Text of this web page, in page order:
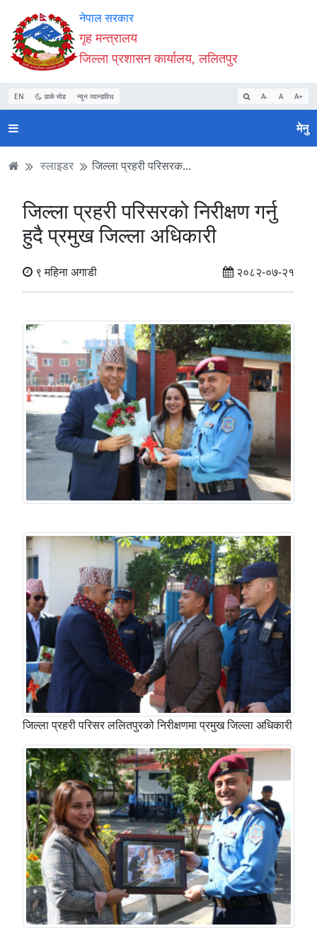
Accessibility
Mode
सुरु
गर्नुहोस्
सामाग्री
पढ्नुहाेस्
नेभिगेसन
पढ्नुहाेस्
वेबसाइट
खोजमा
जानुहोस्
नेपाल सरकार
गृह मन्त्रालय
जिल्ला प्रशासन कार्यालय, ललितपुर
EN डार्क मोड न्यून व्यान्डविथ A- A A+
मेनु
स्लाइडर जिल्ला प्रहरी परिसरक...
जिल्ला प्रहरी परिसरको निरीक्षण गर्नु
हुदै प्रमुख जिल्ला अधिकारी
९ महिना अगाडी २०८२-०७-२१
जिल्ला प्रहरी परिसर ललितपुरको निरीक्षणमा प्रमुख जिल्ला अधिकारी